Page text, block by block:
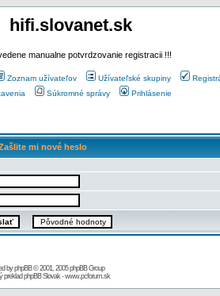
hifi.slovanet.sk
manualne potvrdzovanie registracii !!!
Zoznam užívateľov Užívateľské skupiny
Súkromné správy Prihlásenie
mi nové heslo
byphpBB© 2001, 2005 phpBB Group
prekladphpBB Slovak-www.pcforum.sk